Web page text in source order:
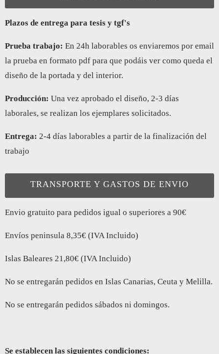
Plazos de entrega para tesis y tgf's
Prueba trabajo: En 24h laborables os enviaremos por email
la prueba en formato pdf para que podáis ver como queda el
diseño de la portada y del interior.
Producción: Una vez aprobado el diseño, 2-3 días
laborales, se realizan los ejemplares solicitados.
Entrega: 2-4 días laborables a partir de la finalización del
trabajo
TRANSPORTE Y GASTOS DE ENVIO
Envio gratuito para pedidos igual o superiores a 90€
Envíos peninsula 8,35€ (IVA Incluido)
Islas Baleares 21,80€ (IVA Incluido)
No se entregarán pedidos en Islas Canarias, Ceuta y Melilla.
No se entregarán pedidos sábados ni domingos.
Se establecen las siguientes condiciones: